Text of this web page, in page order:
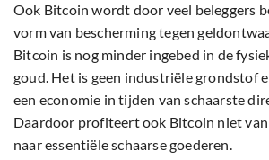
Ook Bitcoin wordt door veel beleggers
vorm van bescherming tegen
Bitcoin is nog minder ingebed in de
goud. Het is geen industriële grondstof
een economie in tijden van schaarste
Daardoor profiteert ook Bitcoin niet
naar essentiële schaarse goederen.